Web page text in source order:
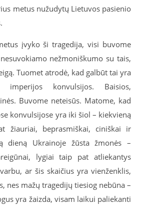
metus nužudytų Lietuvos pasienio
įvyko ši tragedija, visi buvome
nežmoniškumo su tais,
Tuomet atrodė, kad galbūt tai yra
imperijos konvulsijos. Baisios,
Buvome neteisūs. Matome, kad
konvulsijose yra iki šiol – kiekvieną
žiauriai, beprasmiškai, ciniškai ir
dieną Ukrainoje žūsta žmonės –
lygiai taip pat atliekantys
ar šis skaičius yra vienženklis,
nes mažų tragedijų tiesiog nebūna –
yra žaizda, visam laikui paliekanti